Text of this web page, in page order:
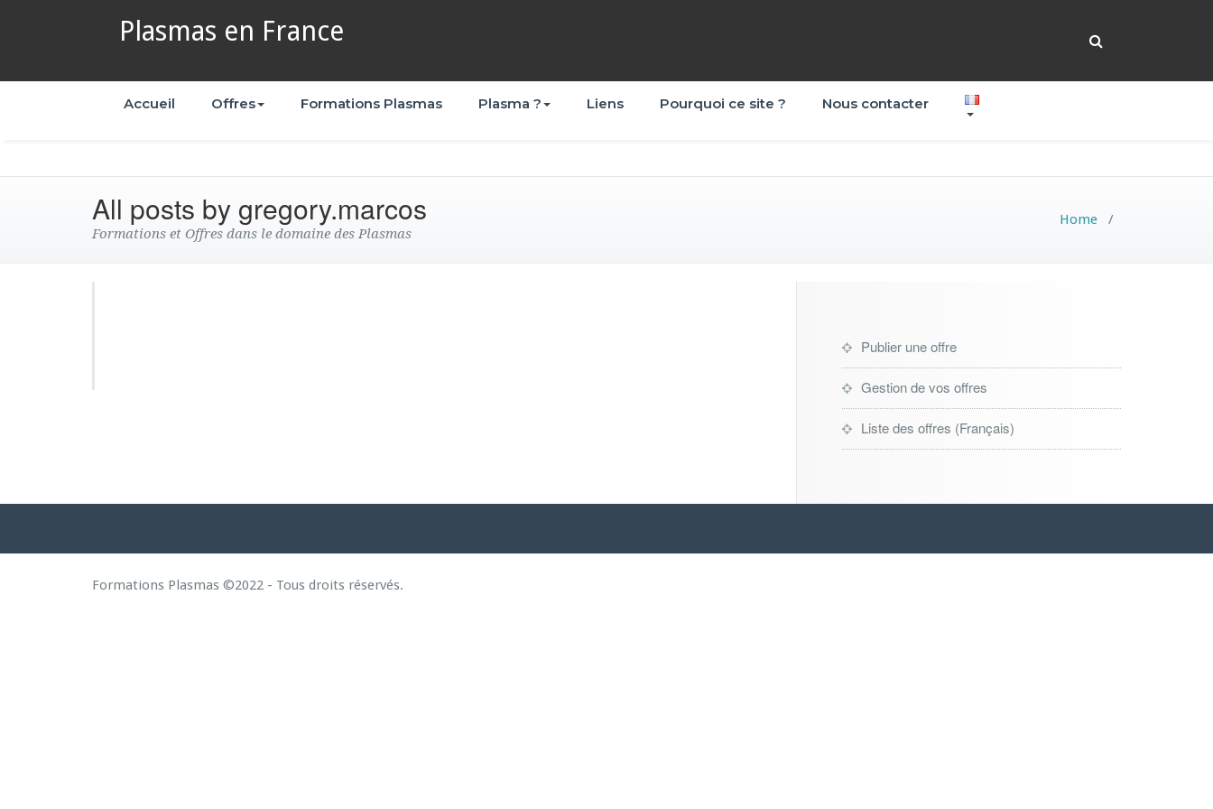
Plasmas en France
Accueil Offres Formations Plasmas Plasma ? Liens Pourquoi ce site ? Nous contacter
All posts by gregory.marcos
Formations et Offres dans le domaine des Plasmas
Home /
Publier une offre
Gestion de vos offres
Liste des offres (Français)
Formations Plasmas ©2022 - Tous droits réservés.